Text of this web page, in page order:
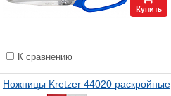
Купить
К сравнению
Ножницы Kretzer 44020 раскройные